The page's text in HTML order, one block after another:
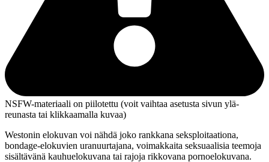
NSFW-materiaali on piilotettu (voit vaihtaa asetusta sivun ylä­
reunasta tai klikkaamalla kuvaa)
Westonin elokuvan voi nähdä joko rankkana seksploitaationa,
bondage-elokuvien uranuurtajana, voimakkaita seksuaalisia teemoja
sisältävänä kauhuelokuvana tai rajoja rikkovana pornoelokuvana.